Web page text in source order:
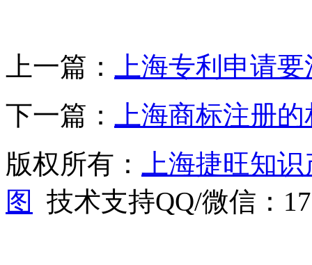
上一篇：
上海专利申请
下一篇：
上海商标注册
版权所有：
上海捷旺知
图
技术支持QQ/微信：